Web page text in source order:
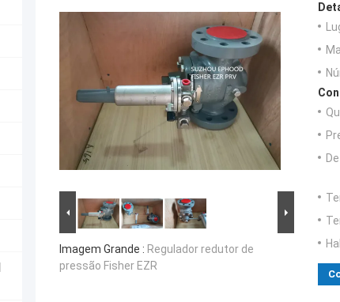
Imagem Grande : Regulador redutor de
pressão Fisher EZR